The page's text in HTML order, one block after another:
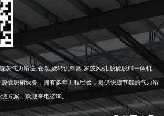
灰气力输送,仓泵,旋转供料器,罗茨风机,脱硫脱硝一体机
硫脱硝设备，拥有多年工程经验，提供快捷节能的气力输
方案，欢迎来电咨询。